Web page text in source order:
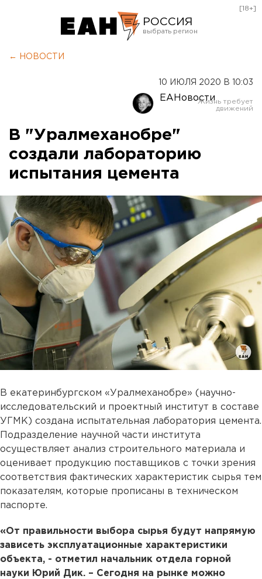
РОССИЯ
Оренбург
[18+]
← НОВОСТИ
10 ИЮЛЯ 2020 В 10:03
ЕАНовости
В "Уралмеханобре"
создали лабораторию
испытания цемента
В екатеринбургском «Уралмеханобре» (научно-
исследовательский и проектный институт в составе
УГМК) создана испытательная лаборатория цемента.
Подразделение научной части института
осуществляет анализ строительного материала и
оценивает продукцию поставщиков с точки зрения
соответствия фактических характеристик сырья тем
показателям, которые прописаны в техническом
паспорте.
«От правильности выбора сырья будут напрямую
зависеть эксплуатационные характеристики
объекта, - отметил начальник отдела горной
науки Юрий Дик. – Сегодня на рынке можно